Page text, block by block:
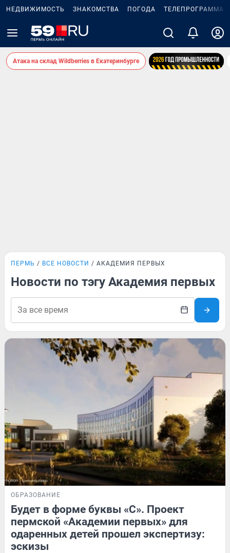
НЕДВИЖИМОСТЬ ЗНАКОМСТВА ПОГОДА ТЕЛЕПРОГРАММА
Атака на склад Wildberries в Екатеринбурге
ПЕРМЬ ВСЕ НОВОСТИ АКАДЕМИЯ ПЕРВЫХ
Новости по тэгу Академия первых
ОБРАЗОВАНИЕ
Будет в форме буквы «С». Проект
пермской «Академии первых» для
одаренных детей прошел экспертизу:
эскизы